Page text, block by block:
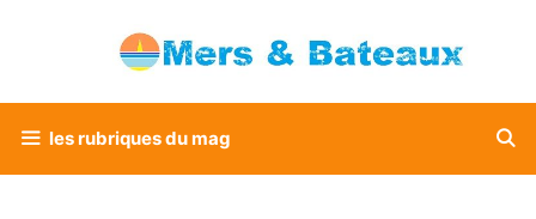
les rubriques du mag